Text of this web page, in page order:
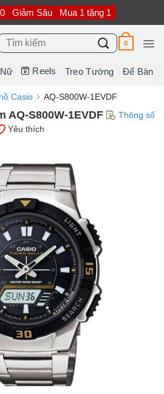
Giảm Sâu Mua 1 tặng 1
0
Nữ Reels Treo Tường Để Bàn
Casio AQ-S800W-1EVDF
AQ-S800W-1EVDF
Thông số
Yêu thích